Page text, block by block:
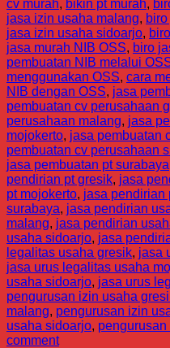
cv murah, bikin pt murah,
jasa izin usaha malang,
jasa izin usaha sidoarjo,
jasa murah NIB OSS, biro
pembuatan NIB melalui
menggunakan OSS, cara
NIB dengan OSS, jasa
pembuatan cv perusahaan
perusahaan malang, jasa
mojokerto, jasa pembuatan
pembuatan cv perusahaan
jasa pembuatan pt surabaya
pendirian pt gresik, jasa
pt mojokerto, jasa pendirian
surabaya, jasa pendirian
malang, jasa pendirian
usaha sidoarjo, jasa
legalitas usaha gresik, jasa
jasa urus legalitas usaha
usaha sidoarjo, jasa urus
pengurusan izin usaha
malang, pengurusan izin
usaha sidoarjo,
comment